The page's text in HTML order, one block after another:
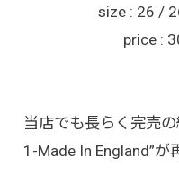
size : 26 /
price :
当店でも長らく完売
1-Made In England”が